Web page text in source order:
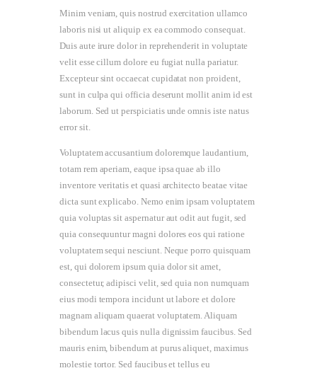
Minim veniam, quis nostrud exercitation ullamco
laboris nisi ut aliquip ex ea commodo consequat.
Duis aute irure dolor in reprehenderit in voluptate
velit esse cillum dolore eu fugiat nulla pariatur.
Excepteur sint occaecat cupidatat non proident,
sunt in culpa qui officia deserunt mollit anim id est
laborum. Sed ut perspiciatis unde omnis iste natus
error sit.
Voluptatem accusantium doloremque laudantium,
totam rem aperiam, eaque ipsa quae ab illo
inventore veritatis et quasi architecto beatae vitae
dicta sunt explicabo. Nemo enim ipsam voluptatem
quia voluptas sit aspernatur aut odit aut fugit, sed
quia consequuntur magni dolores eos qui ratione
voluptatem sequi nesciunt. Neque porro quisquam
est, qui dolorem ipsum quia dolor sit amet,
consectetur, adipisci velit, sed quia non numquam
eius modi tempora incidunt ut labore et dolore
magnam aliquam quaerat voluptatem. Aliquam
bibendum lacus quis nulla dignissim faucibus. Sed
mauris enim, bibendum at purus aliquet, maximus
molestie tortor. Sed faucibus et tellus eu